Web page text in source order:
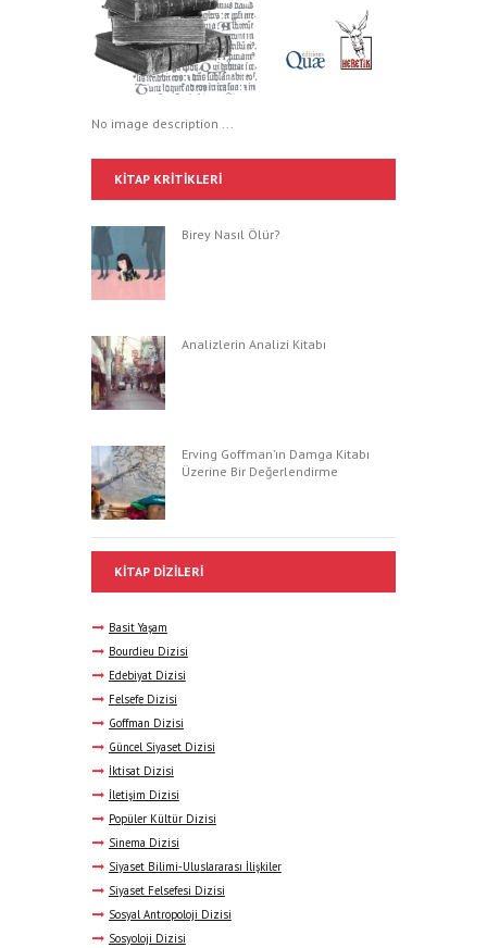
No image description ...
KITAP KRITIKLERI
Birey Nasıl Ölür?
Analizlerin Analizi Kitabı
Erving Goffman’ın Damga Kitabı
Üzerine Bir Değerlendirme
KITAP DIZILERI
Basit Yaşam
Bourdieu Dizisi
Edebiyat Dizisi
Felsefe Dizisi
Goffman Dizisi
Güncel Siyaset Dizisi
İktisat Dizisi
İletişim Dizisi
Popüler Kültür Dizisi
Sinema Dizisi
Siyaset Bilimi-Uluslararası İlişkiler
Siyaset Felsefesi Dizisi
Sosyal Antropoloji Dizisi
Sosyoloji Dizisi